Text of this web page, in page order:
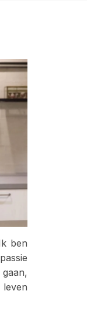
ben